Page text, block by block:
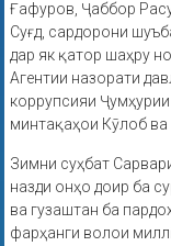
Ғафуров, Ҷаббор
Суғд, сардорони
дар як қатор шаҳру
Агентии назорати
коррупсияи
минтақаҳои Кӯлоб
Зимни суҳбат
назди онҳо доир ба
ва гузаштан ба
фарҳанги волои